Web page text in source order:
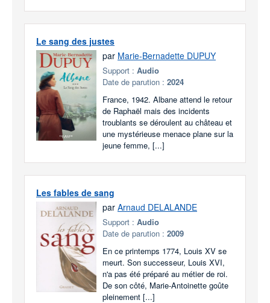
Le sang des justes
par Marie-Bernadette DUPUY
Support : Audio
Date de parution : 2024
France, 1942. Albane attend le retour
de Raphaël mais des incidents
troublants se déroulent au château et
une mystérieuse menace plane sur la
jeune femme, [...]
Les fables de sang
par Arnaud DELALANDE
Support : Audio
Date de parution : 2009
En ce printemps 1774, Louis XV se
meurt. Son successeur, Louis XVI,
n'a pas été préparé au métier de roi.
De son côté, Marie-Antoinette goûte
pleinement [...]